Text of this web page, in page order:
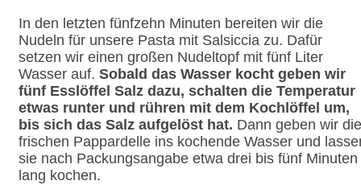
In den letzten fünfzehn Minuten bereiten wir die
Nudeln für unsere Pasta mit Salsiccia zu. Dafür
setzen wir einen großen Nudeltopf mit fünf Liter
Wasser auf. Sobald das Wasser kocht geben wir
fünf Esslöffel Salz dazu, schalten die Temperatur
etwas runter und rühren mit dem Kochlöffel um,
bis sich das Salz aufgelöst hat. Dann geben wir die
frischen Pappardelle ins kochende Wasser und
sie nach Packungsangabe etwa drei bis fünf Minuten
lang kochen.